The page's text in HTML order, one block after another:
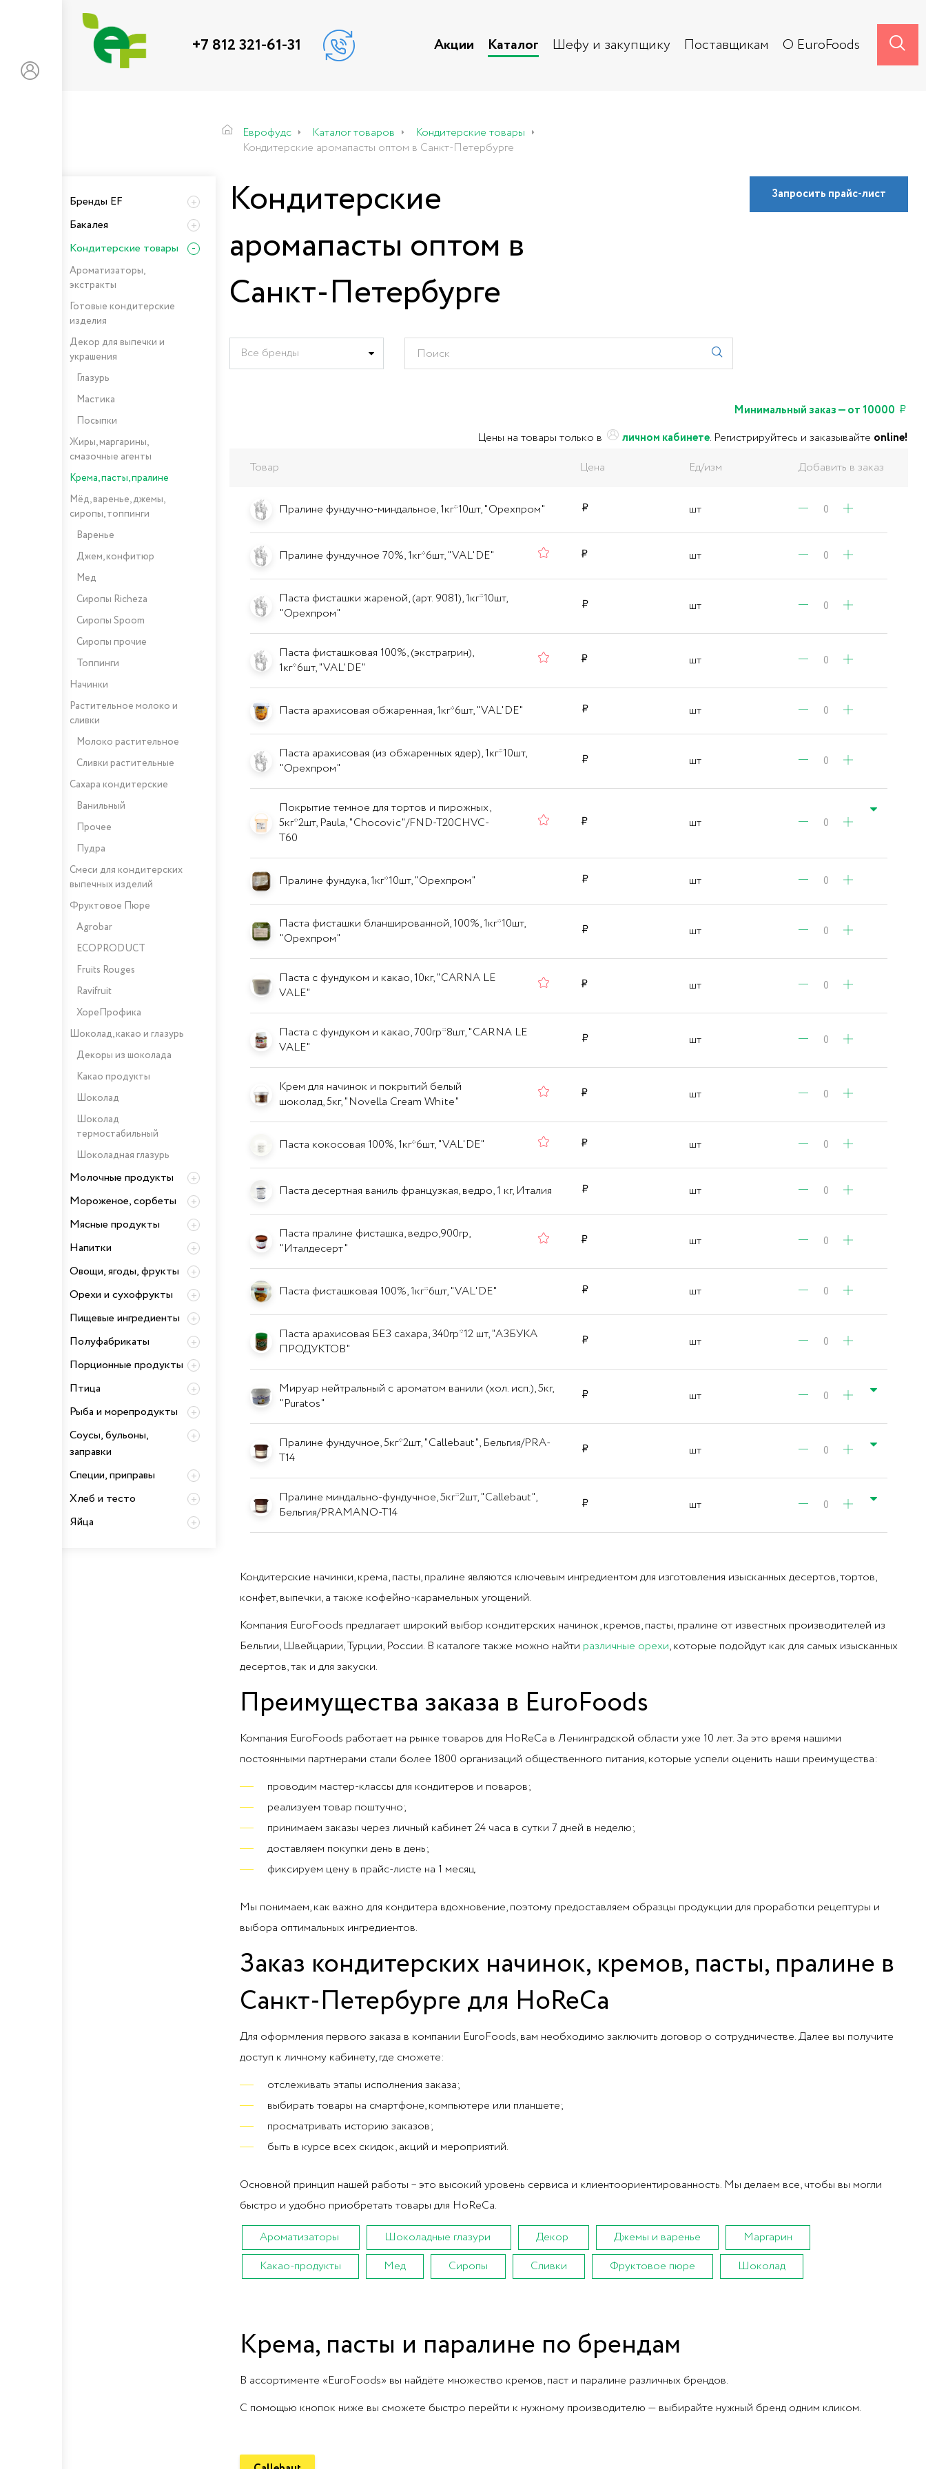
+7 812 321-61-31 Акции Каталог Шефу и закупщику Поставщикам О EuroFoods
Еврофудс Каталог товаров
Кондитерские товары
Кондитерские аромапасты оптом в Санкт-Петербурге
Кондитерские
аромапасты оптом в
Санкт-Петербурге
Запросить прайс-лист
Все бренды
Минимальный заказ — от 10000
Цены на товары только в
личном кабинете. Регистрируйтесь и заказывайте online!
Товар
Цена Ед/изм Добавить в заказ
Пралине фундучно-миндальное, 1кг*10шт, "Орехпром" шт
Пралине фундучное 70%, 1кг*6шт, "VAL'DE" шт
Паста фисташки жареной, (арт. 9081), 1кг*10шт,
"Орехпром"
шт
Паста фисташковая 100%, (экстрагрин),
1кг*6шт, "VAL'DE"
шт
Паста арахисовая обжаренная, 1кг*6шт, "VAL'DE" шт
Паста арахисовая (из обжаренных ядер), 1кг*10шт,
"Орехпром"
шт
Покрытие темное для тортов и пирожных,
5кг*2шт, Paula, "Chocovic"/FND-T20CHVC-
T60
шт
Пралине фундука, 1кг*10шт, "Орехпром" шт
Паста фисташки бланшированной, 100%, 1кг*10шт,
"Орехпром"
шт
Паста с фундуком и какао, 10кг, "CARNA LE
VALE"
шт
Паста с фундуком и какао, 700гр*8шт, "CARNA LE
VALE"
шт
Крем для начинок и покрытий белый
шоколад, 5кг, "Novella Cream White"
шт
Паста кокосовая 100%, 1кг*6шт, "VAL'DE" шт
Паста десертная ваниль французкая, ведро, 1 кг, Италия шт
Паста пралине фисташка, ведро,900гр,
"Италдесерт"
шт
Паста фисташковая 100%, 1кг*6шт, "VAL'DE" шт
Паста арахисовая БЕЗ сахара, 340гр*12 шт, "АЗБУКА
ПРОДУКТОВ"
шт
Мируар нейтральный с ароматом ванили (хол. исп.), 5кг,
"Puratos"
шт
Пралине фундучное, 5кг*2шт, "Callebaut", Бельгия/PRA-
T14
шт
Пралине миндально-фундучное, 5кг*2шт, "Callebaut",
Бельгия/PRAMANO-T14
шт
Кондитерские начинки, крема, пасты, пралине являются ключевым ингредиентом для изготовления изысканных десертов, тортов,
конфет, выпечки, а также кофейно-карамельных угощений.
Компания EuroFoods предлагает широкий выбор кондитерских начинок, кремов, пасты, пралине от известных производителей из
Бельгии, Швейцарии, Турции, России. В каталоге также можно найти различные орехи, которые подойдут как для самых изысканных
десертов, так и для закуски.
Преимущества заказа в EuroFoods
Компания EuroFoods работает на рынке товаров для HoReCa в Ленинградской области уже 10 лет. За это время нашими
постоянными партнерами стали более 1800 организаций общественного питания, которые успели оценить наши преимущества:
проводим мастер-классы для кондитеров и поваров;
реализуем товар поштучно;
принимаем заказы через личный кабинет 24 часа в сутки 7 дней в неделю;
доставляем покупки день в день;
фиксируем цену в прайс-листе на 1 месяц.
Мы понимаем, как важно для кондитера вдохновение, поэтому предоставляем образцы продукции для проработки рецептуры и
выбора оптимальных ингредиентов.
Заказ кондитерских начинок, кремов, пасты, пралине в
Санкт-Петербурге для HoReCa
Для оформления первого заказа в компании EuroFoods, вам необходимо заключить договор о сотрудничестве. Далее вы получите
доступ к личному кабинету, где сможете:
отслеживать этапы исполнения заказа;
выбирать товары на смартфоне, компьютере или планшете;
просматривать историю заказов;
быть в курсе всех скидок, акций и мероприятий.
Основной принцип нашей работы – это высокий уровень сервиса и клиентоориентированность. Мы делаем все, чтобы вы могли
быстро и удобно приобретать товары для HoReCa.
Ароматизаторы
Шоколадные глазури Декор Джемы и варенье
Маргарин
Какао-продукты
Мед Сиропы Сливки Фруктовое пюре Шоколад
Крема, пасты и паралине по брендам
В ассортименте «EuroFoods» вы найдёте множество кремов, паст и паралине различных брендов.
С помощью кнопок ниже вы сможете быстро перейти к нужному производителю — выбирайте нужный бренд одним кликом.
Бренды EF
Бакалея
Кондитерские товары
Ароматизаторы,
экстракты
Готовые кондитерские
изделия
Декор для выпечки и
украшения
Глазурь
Мастика
Посыпки
Жиры, маргарины,
смазочные агенты
Крема, пасты, пралине
Мёд, варенье, джемы,
сиропы, топпинги
Варенье
Джем, конфитюр
Мед
Сиропы Richeza
Сиропы Spoom
Сиропы прочие
Топпинги
Начинки
Растительное молоко и
сливки
Молоко растительное
Сливки растительные
Сахара кондитерские
Ванильный
Прочее
Пудра
Смеси для кондитерских
выпечных изделий
Фруктовое Пюре
Agrobar
ECOPRODUCT
Fruits Rouges
Ravifruit
ХореПрофика
Шоколад, какао и глазурь
Декоры из шоколада
Какао продукты
Шоколад
Шоколад
термостабильный
Шоколадная глазурь
Молочные продукты
Мороженое, сорбеты
Мясные продукты
Напитки
Овощи, ягоды, фрукты
Орехи и сухофрукты
Пищевые ингредиенты
Полуфабрикаты
Порционные продукты
Птица
Рыба и морепродукты
Соусы, бульоны,
заправки
Специи, приправы
Хлеб и тесто
Яйца